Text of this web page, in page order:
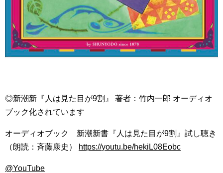
◎新潮新『人は見た目が9割』 著者：竹内一郎 オーディオ
ブック化されています
オーディオブック 新潮新書『人は見た目が9割』試し聴き
（朗読：斉藤康史）
https://youtu.be/hekiL08Eobc
@YouTube